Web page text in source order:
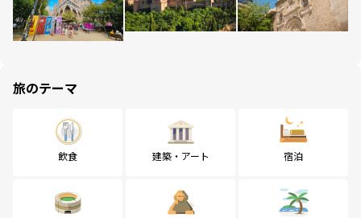
旅のテーマ
飲食 建築・アート 宿泊